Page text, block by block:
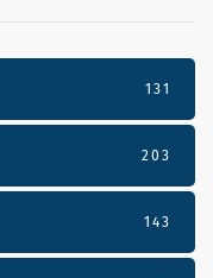
131
203
143